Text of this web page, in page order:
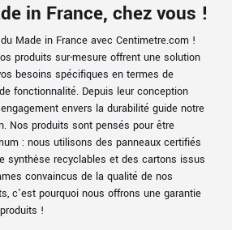
in France, chez vous !
Made in France avec Centimetre.com !
produits sur-mesure offrent une solution
besoins spécifiques en termes de
fonctionnalité. Depuis leur conception
envers la durabilité guide notre
Nos produits sont pensés pour être
: nous utilisons des panneaux certifiés
synthèse recyclables et des cartons issus
convaincus de la qualité de nos
c'est pourquoi nous offrons une garantie
!